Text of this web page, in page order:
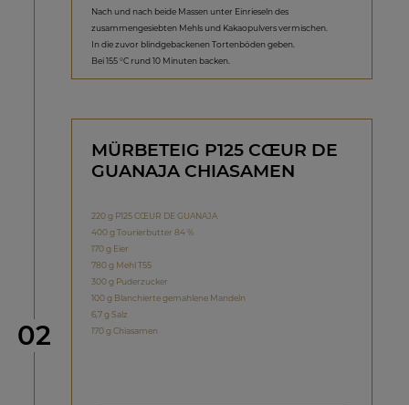
Nach und nach beide Massen unter Einrieseln des
zusammengesiebten Mehls und Kakaopulvers vermischen.
In die zuvor blindgebackenen Tortenböden geben.
Bei 155 °C rund 10 Minuten backen.
Schritt
02
MÜRBETEIG P125 CŒUR DE
GUANAJA CHIASAMEN
220 g P125 CŒUR DE GUANAJA
400 g Tourierbutter 84 %
170 g Eier
780 g Mehl T55
300 g Puderzucker
100 g Blanchierte gemahlene Mandeln
6,7 g Salz
170 g Chiasamen